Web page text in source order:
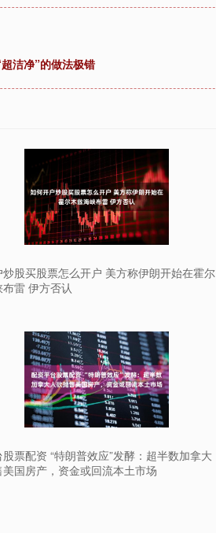
洁净”的做法极错
股买股票怎么开户 美方称伊朗开始在霍尔
雷 伊方否认
票配资 “特朗普效应”发酵：超半数加拿大
美国房产，资金或回流本土市场